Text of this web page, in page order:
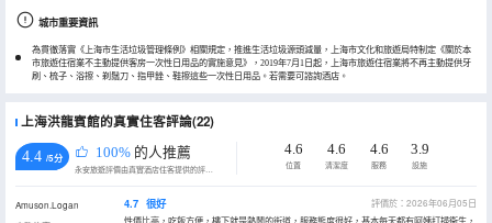
城市重要資訊
為貫徹落實《上海市生活垃圾管理條例》相關規定，推進生活垃圾源頭減量，上海市文化和旅遊局特制定《關於本
市旅遊住宿業不主動提供客房一次性日用品的實施意見》，2019年7月1日起，上海市旅遊住宿業將不再主動提供牙
刷、梳子、浴擦、剃鬚刀、指甲銼、鞋擦這些一次性日用品。若需要可諮詢酒店。
上海洪龍賓館的真實住客評論(22)
4.4 /5分 100% 的人推薦
永安旅遊評價由真實酒店住客提供的評價。
4.6
位置
4.6
清潔度
4.6
服務
3.9
設施
Amuson.Logan
4.7 很好
評價於：2026年06月05日
性價比高，吃飯方便，樓下就是熱鬧的街道，服務態度很好，基本每天都有阿姨打掃衞生，